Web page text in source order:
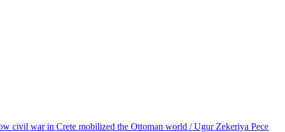
civil war in Crete mobilized the Ottoman world / Ugur Zekeriya Pece